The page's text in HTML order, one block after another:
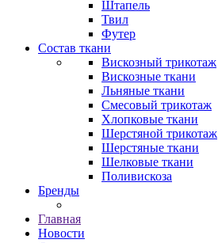
Штапель
Твил
Футер
Состав ткани
Вискозный трикотаж
Вискозные ткани
Льняные ткани
Смесовый трикотаж
Хлопковые ткани
Шерстяной трикотаж
Шерстяные ткани
Шелковые ткани
Поливискоза
Бренды
Главная
Новости